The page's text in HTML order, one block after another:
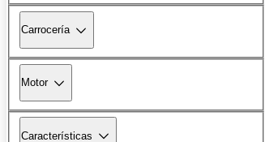
Carrocería
Motor
Características